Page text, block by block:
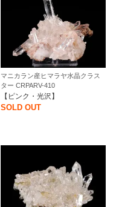
マニカラン産ヒマラヤ水晶クラス
ター CRPARV-410
【ピンク・光沢】
SOLD OUT